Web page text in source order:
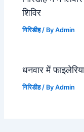
शिविर
गिरिडीह/ ByAdmin
धनवार में
गिरिडीह/ ByAdmin